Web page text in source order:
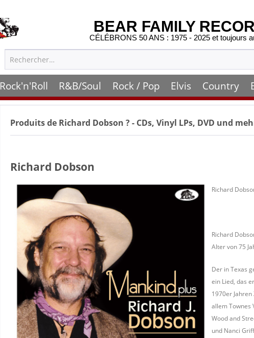
BEAR FAMILY
CÉLÉBRONS 50 ANS : 1975 - 2025 et toujours
Rock'n'Roll R&B/Soul Rock / Pop Elvis Country
Produits de Richard Dobson ? - CDs, Vinyl LPs, DVD und
Richard Dobson
Richard
Richard
Alter von 75
Der in Texas
ein Lied, das
1970er
allem Townes
Wood and
und Nanci